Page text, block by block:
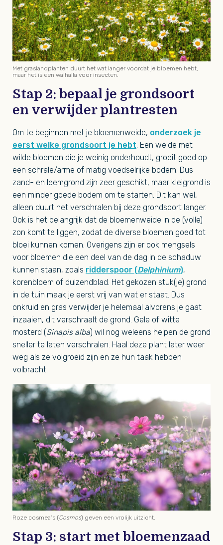
Met graslandplanten duurt het wat langer voordat je bloemen hebt,
maar het is een walhalla voor insecten.
Stap 2: bepaal je grondsoort
en verwijder plantresten
Om te beginnen met je bloemenweide, onderzoek je
eerst welke grondsoort je hebt . Een weide met
wilde bloemen die je weinig onderhoudt, groeit goed op
een schrale/arme of matig voedselrijke bodem. Dus
zand- en leemgrond zijn zeer geschikt, maar kleigrond is
een minder goede bodem om te starten. Dit kan wel,
alleen duurt het verschralen bij deze grondsoort langer.
Ook is het belangrijk dat de bloemenweide in de (volle)
zon komt te liggen, zodat de diverse bloemen goed tot
bloei kunnen komen. Overigens zijn er ook mengsels
voor bloemen die een deel van de dag in de schaduw
kunnen staan, zoals ridderspoor (Delphinium),
korenbloem of duizendblad. Het gekozen stuk(je) grond
in de tuin maak je eerst vrij van wat er staat. Dus
onkruid en gras verwijder je helemaal alvorens je gaat
inzaaien, dit verschraalt de grond. Gele of witte
mosterd (Sinapis alba) wil nog weleens helpen de grond
sneller te laten verschralen. Haal deze plant later weer
weg als ze volgroeid zijn en ze hun taak hebben
volbracht.
Roze cosmea’s (Cosmos) geven een vrolijk uitzicht.
Stap 3: start met bloemenzaad